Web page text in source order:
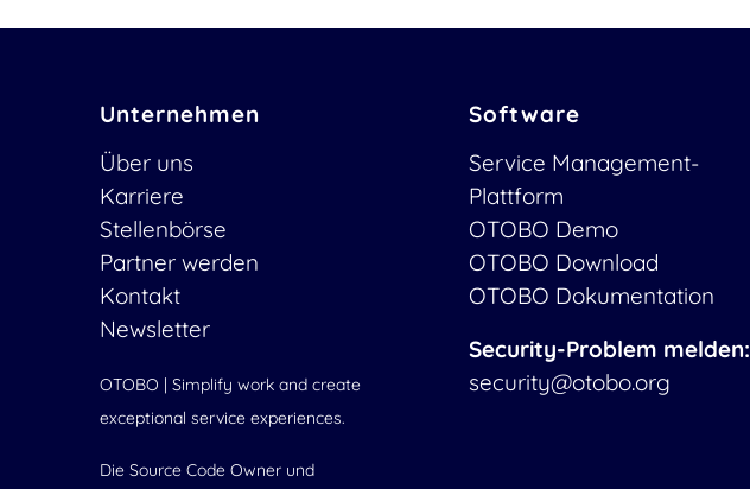
Unternehmen
Über uns
Karriere
Stellenbörse
Partner werden
Kontakt
Newsletter
OTOBO | Simplify work and create
exceptional service experiences.
Die Source Code Owner und
Software
Service Management-
Plattform
OTOBO Demo
OTOBO Download
OTOBO Dokumentation
Security-Problem melden:
security@otobo.org